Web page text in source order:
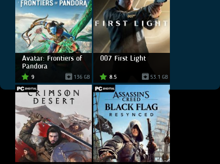
Avatar: Frontiers of
Pandora
9 136 GB
007 First Light
8.5 53.1 GB